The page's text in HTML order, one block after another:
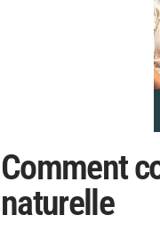
Comment
naturelle